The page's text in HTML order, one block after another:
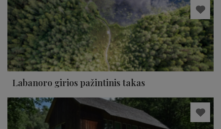
Labanoro girios pažintinis takas